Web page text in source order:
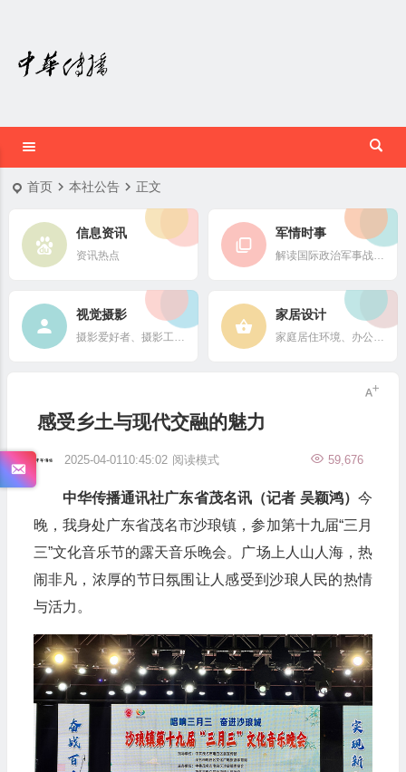
首页 本社公告 正文
信息资讯
资讯热点
军情时事
解读国际政治军事战略格局
视觉摄影
摄影爱好者、摄影工作者及摄影行业信息
家居设计
家庭居住环境、办公场所、公共空间陈设风格以设计搭配
感受乡土与现代交融的魅力
2025-04-0110:45:02 59,676
阅读模式
中华传播通讯社广东省茂名讯（记者 吴颖鸿） 今
晚，我身处广东省茂名市沙琅镇，参加第十九届“三月
三”文化音乐节的露天音乐晚会。广场上人山人海，热
闹非凡，浓厚的节日氛围让人感受到沙琅人民的热情
与活力。